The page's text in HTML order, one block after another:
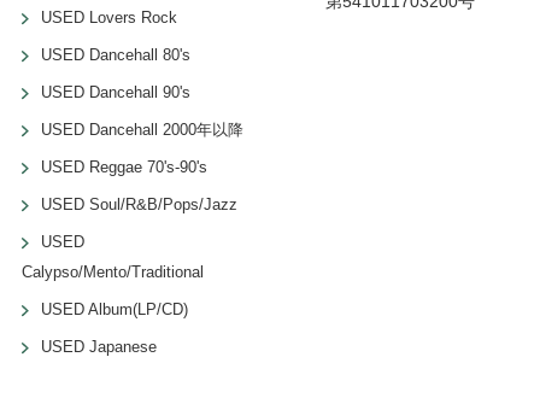
USED Lovers Rock
USED Dancehall 80's
USED Dancehall 90's
USED Dancehall 2000年以降
USED Reggae 70's-90's
USED Soul/R&B/Pops/Jazz
USED
Calypso/Mento/Traditional
USED Album(LP/CD)
USED Japanese